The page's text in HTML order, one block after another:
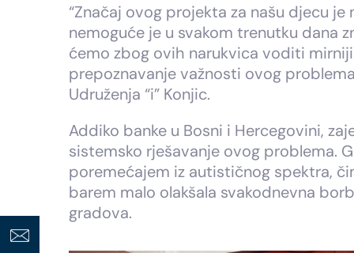
“Značaj ovog projekta za našu djecu
nemoguće je u svakom trenutku dana
ćemo zbog ovih narukvica voditi
prepoznavanje važnosti ovog
Udruženja “i” Konjic.
Addiko banke u Bosni i Hercegovini,
sistemsko rješavanje ovog problema.
poremećajem iz autističnog spektra,
barem malo olakšala svakodnevna
gradova.